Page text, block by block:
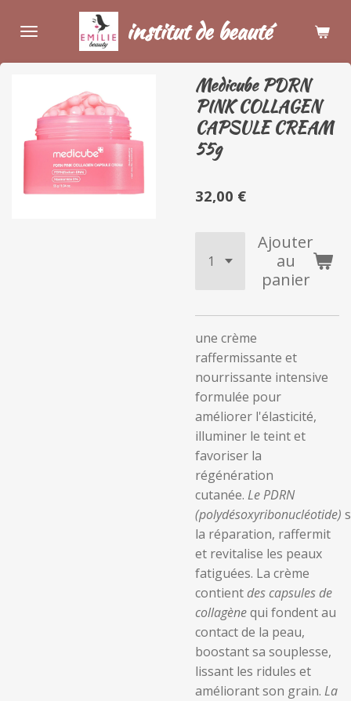
au
institut de beauté
Medicube PDRN
PINK COLLAGEN
CAPSULE CREAM
55g
32,00 €
Ajouter
au
panier
une crème
raffermissante et
nourrissante intensive
formulée pour
améliorer l'élasticité,
illuminer le teint et
favoriser la
régénération
cutanée. Le PDRN
(polydésoxyribonucléotide)
la réparation, raffermit
et revitalise les peaux
fatiguées. La crème
contientdes capsules de
collagènequi fondent au
contact de la peau,
boostant sa souplesse,
lissant les ridules et
améliorant son grain. La